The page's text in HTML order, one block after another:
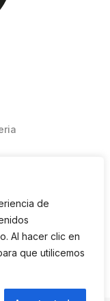
de
Al hacer clic en
que utilicemos